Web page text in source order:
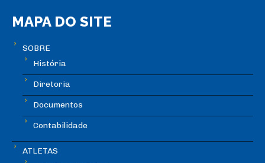
MAPA DO SITE
SOBRE
História
Diretoria
Documentos
Contabilidade
ATLETAS